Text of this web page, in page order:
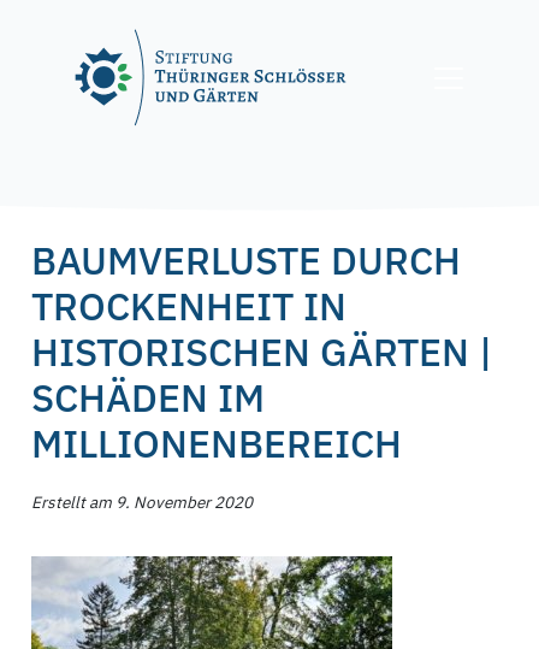
BAUMVERLUSTE DURCH
TROCKENHEIT IN
HISTORISCHEN GÄRTEN |
SCHÄDEN IM
MILLIONENBEREICH
Erstellt am 9. November 2020